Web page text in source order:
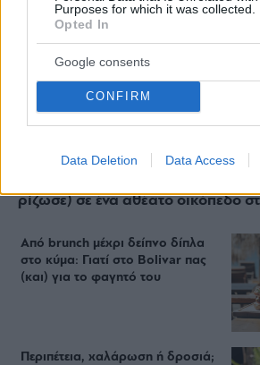
Purposes for which it was collected.
Opted In
Google consents
CONFIRM
Data Deletion Data Access
ρίζωσε) σε ένα αθέατο οικόπεδο
Από brunch μέχρι δείπνο δίπλα
στο κύμα: Γιατί στο Bolivar πας
(και) για το φαγητό του
Περιπέτεια, χαλάρωση ή δροσιά;